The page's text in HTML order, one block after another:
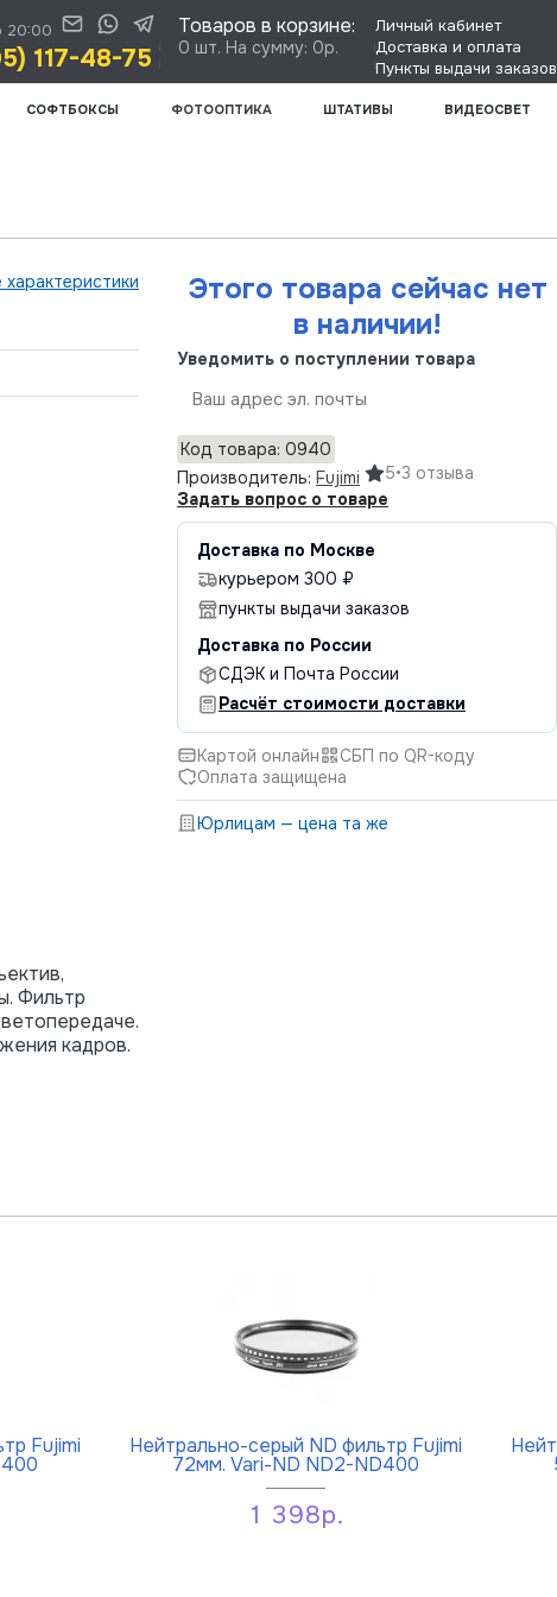
Личный кабинет
Доставка и оплата
Пункты выдачи заказов
Товаров в корзине:
0 шт. На сумму: 0р.
20:00
117-48-75
СОФТБОКСЫ ФОТООПТИКА ШТАТИВЫ ВИДЕОСВЕТ
характеристики
Этого товара сейчас нет
в наличии!
Уведомить о поступлении товара
Код товара: 0940
Производитель: Fujimi 5•3 отзыва
Задать вопрос о товаре
Доставка по Москве
курьером 300 ₽
пункты выдачи заказов
Доставка по России
СДЭК и Почта России
Расчёт стоимости доставки
Картой онлайн
СБП по QR-коду
Оплата защищена
Юрлицам — цена та же
Фильтр
кадров.
Fujimi Нейтрально-серый ND фильтр Fujimi
72мм. Vari-ND ND2-ND400
1 398р.